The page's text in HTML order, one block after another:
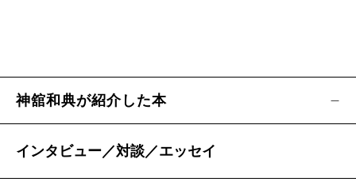
神舘和典が紹介した本
インタビュー／対談／エッセイ